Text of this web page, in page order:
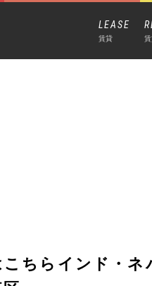
LEASE
賃貸
ちらインド・ネ